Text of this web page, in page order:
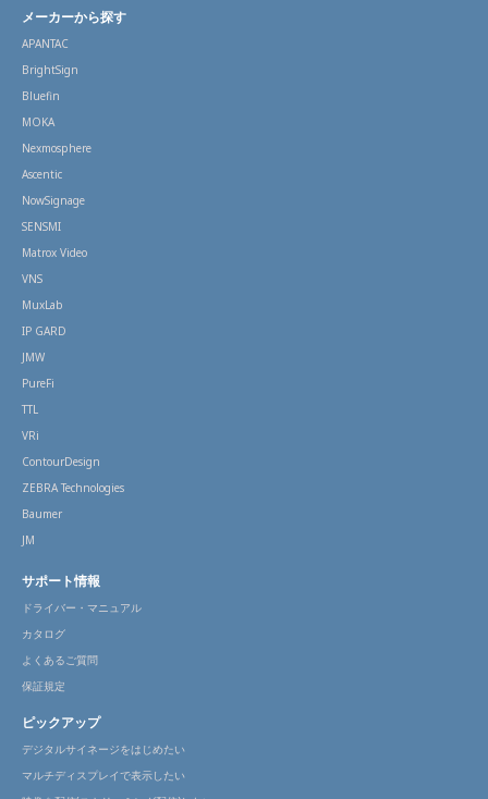
メーカーから探す
APANTAC
BrightSign
Bluefin
MOKA
Nexmosphere
Ascentic
NowSignage
SENSMI
Matrox Video
VNS
MuxLab
IP GARD
JMW
PureFi
TTL
VRi
ContourDesign
ZEBRA Technologies
Baumer
JM
サポート情報
ドライバー・マニュアル
カタログ
よくあるご質問
保証規定
ピックアップ
デジタルサイネージをはじめたい
マルチディスプレイで表示したい